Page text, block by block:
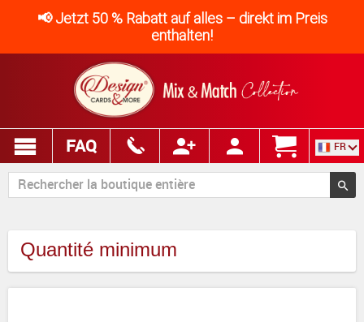
📢 Jetzt 50 % Rabatt auf alles – direkt im Preis
enthalten!
FAQ FR
Quantité minimum